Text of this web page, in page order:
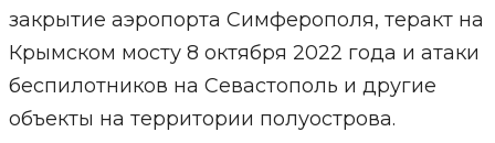
закрытие аэропорта Симферополя, теракт на
Крымском мосту 8 октября 2022 года и атаки
беспилотников на Севастополь и другие
объекты на территории полуострова.